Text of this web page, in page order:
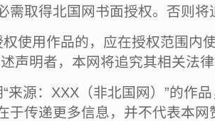
需取得北国网书面授权。否则将
使用作品的，应在授权范围内
声明者，本网将追究其相关法
来源：XXX（非北国网）”的作
于传递更多信息，并不代表本